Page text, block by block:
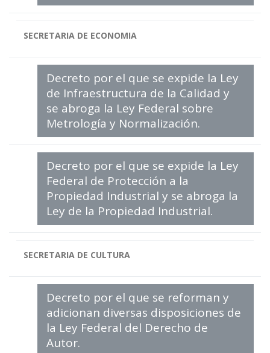
SECRETARIA DE ECONOMIA
Decreto por el que se expide la Ley
de Infraestructura de la Calidad y
se abroga la Ley Federal sobre
Metrología y Normalización.
Decreto por el que se expide la Ley
Federal de Protección a la
Propiedad Industrial y se abroga la
Ley de la Propiedad Industrial.
SECRETARIA DE CULTURA
Decreto por el que se reforman y
adicionan diversas disposiciones de
la Ley Federal del Derecho de
Autor.